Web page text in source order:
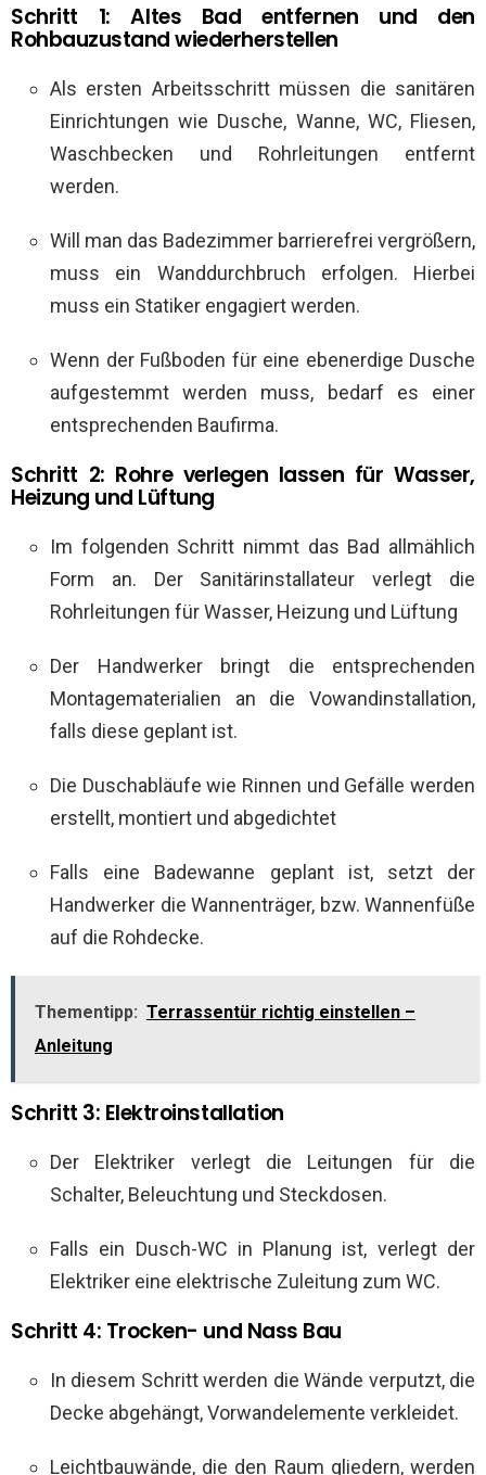
Schritt 1: Altes Bad entfernen und den
Rohbauzustand wiederherstellen
Als ersten Arbeitsschritt müssen die sanitären
Einrichtungen wie Dusche, Wanne, WC, Fliesen,
Waschbecken und Rohrleitungen entfernt
werden.
Will man das Badezimmer barrierefrei vergrößern,
muss ein Wanddurchbruch erfolgen. Hierbei
muss ein Statiker engagiert werden.
Wenn der Fußboden für eine ebenerdige Dusche
aufgestemmt werden muss, bedarf es einer
entsprechenden Baufirma.
Schritt 2: Rohre verlegen lassen für Wasser,
Heizung und Lüftung
Im folgenden Schritt nimmt das Bad allmählich
Form an. Der Sanitärinstallateur verlegt die
Rohrleitungen für Wasser, Heizung und Lüftung
Der Handwerker bringt die entsprechenden
Montagematerialien an die Vowandinstallation,
falls diese geplant ist.
Die Duschabläufe wie Rinnen und Gefälle werden
erstellt, montiert und abgedichtet
Falls eine Badewanne geplant ist, setzt der
Handwerker die Wannenträger, bzw. Wannenfüße
auf die Rohdecke.
Thementipp: Terrassentür richtig einstellen –
Anleitung
Schritt 3: Elektroinstallation
Der Elektriker verlegt die Leitungen für die
Schalter, Beleuchtung und Steckdosen.
Falls ein Dusch-WC in Planung ist, verlegt der
Elektriker eine elektrische Zuleitung zum WC.
Schritt 4: Trocken- und Nass Bau
In diesem Schritt werden die Wände verputzt, die
Decke abgehängt, Vorwandelemente verkleidet.
Leichtbauwände, die den Raum gliedern, werden